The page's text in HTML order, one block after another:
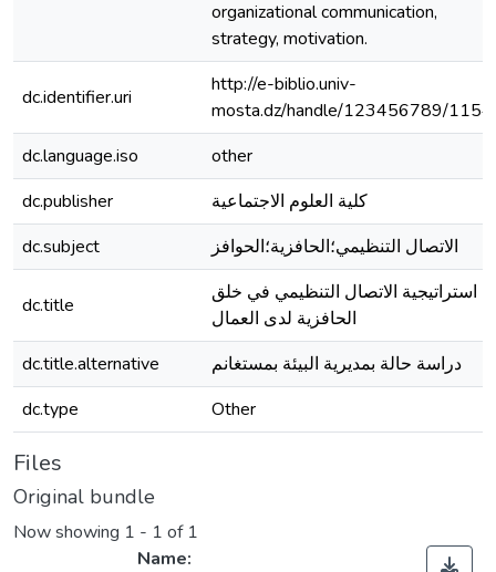
organizational communication,
strategy, motivation.
dc.identifier.uri
http://e-biblio.univ-
mosta.dz/handle/123456789/
dc.language.iso
other
dc.publisher
كلية العلوم الاجتماعية
dc.subject
الاتصال التنظيمي؛الحافزية؛الحوافز
dc.title
استراتيجية الاتصال التنظيمي في خلق
الحافزية لدى العمال
dc.title.alternative
دراسة حالة بمديرية البيئة بمستغانم
dc.type
Other
Files
Original bundle
Now showing 1 - 1 of 1
Name: